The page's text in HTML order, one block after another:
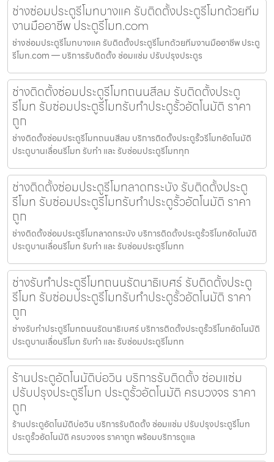
ช่างซ่อมประตูรีโมทบางแค รับติดตั้งประตูรีโมทด้วยทีม
งานมืออาชีพ ประตูรีโมท.com
ช่างซ่อมประตูรีโมทบางแค รับติดตั้งประตูรีโมทด้วยทีมงานมืออาชีพ ประตู
รีโมท.com — บริการรับติดตั้ง ซ่อมแซ่ม ปรับปรุงประตูร
ช่างติดตั้งซ่อมประตูรีโมทถนนสีลม รับติดตั้งประตู
รีโมท รับซ่อมประตูรีโมทรับทำประตูรั้วอัตโนมัติ ราคา
ถูก
ช่างติดตั้งซ่อมประตูรีโมทถนนสีลม บริการติดตั้งประตูรั้วรีโมทอัตโนมัติ
ประตูบานเลื่อนรีโมท รับทำ และ รับซ่อมประตูรีโมททุก
ช่างติดตั้งซ่อมประตูรีโมทลาดกระบัง รับติดตั้งประตู
รีโมท รับซ่อมประตูรีโมทรับทำประตูรั้วอัตโนมัติ ราคา
ถูก
ช่างติดตั้งซ่อมประตูรีโมทลาดกระบัง บริการติดตั้งประตูรั้วรีโมทอัตโนมัติ
ประตูบานเลื่อนรีโมท รับทำ และ รับซ่อมประตูรีโมทท
ช่างรับทำประตูรีโมทถนนรัตนาธิเบศร์ รับติดตั้งประตู
รีโมท รับซ่อมประตูรีโมทรับทำประตูรั้วอัตโนมัติ ราคา
ถูก
ช่างรับทำประตูรีโมทถนนรัตนาธิเบศร์ บริการติดตั้งประตูรั้วรีโมทอัตโนมัติ
ประตูบานเลื่อนรีโมท รับทำ และ รับซ่อมประตูรีโมทท
ร้านประตูอัตโนมัติบ่อวิน บริการรับติดตั้ง ซ่อมแซ่ม
ปรับปรุงประตูรีโมท ประตูรั้วอัตโนมัติ ครบวงจร ราคา
ถูก
ร้านประตูอัตโนมัติบ่อวิน บริการรับติดตั้ง ซ่อมแซ่ม ปรับปรุงประตูรีโมท
ประตูรั้วอัตโนมัติ ครบวงจร ราคาถูก พร้อมบริการดูแล